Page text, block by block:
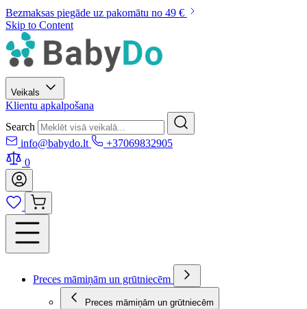
Bezmaksas piegāde uz pakomātu no 49 €
Skip to Content
Veikals
Klientu apkalpošana
Search
info@babydo.lt
+37069832905
0
Preces māmiņām un grūtniecēm
Preces māmiņām un grūtniecēm